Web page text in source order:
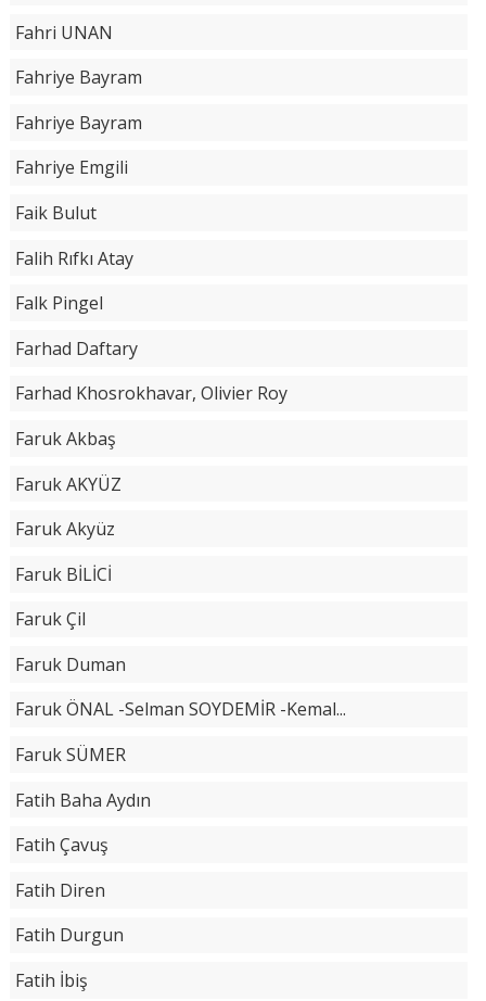
Fahri UNAN
Fahriye Bayram
Fahriye Bayram
Fahriye Emgili
Faik Bulut
Falih Rıfkı Atay
Falk Pingel
Farhad Daftary
Farhad Khosrokhavar, Olivier Roy
Faruk Akbaş
Faruk AKYÜZ
Faruk Akyüz
Faruk BİLİCİ
Faruk Çil
Faruk Duman
Faruk ÖNAL -Selman SOYDEMİR -Kemal...
Faruk SÜMER
Fatih Baha Aydın
Fatih Çavuş
Fatih Diren
Fatih Durgun
Fatih İbiş